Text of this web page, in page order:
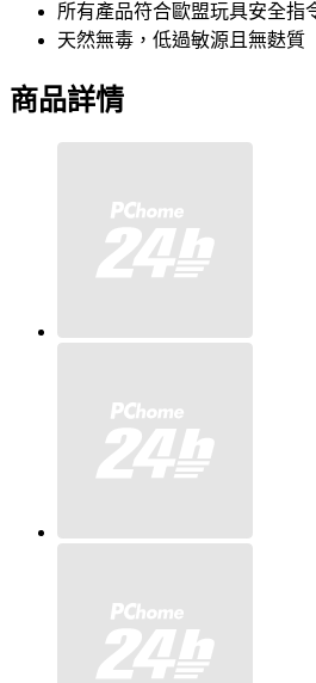
所有產品符合歐盟玩具安全指
天然無毒，低過敏源且無麩質
商品詳情